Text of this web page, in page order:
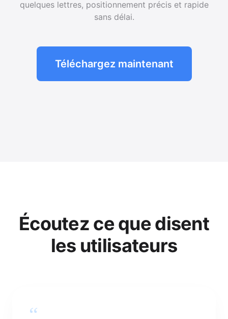
quelques lettres, positionnement précis et rapide
sans délai.
Téléchargez maintenant
Écoutez ce que disent
les utilisateurs
“